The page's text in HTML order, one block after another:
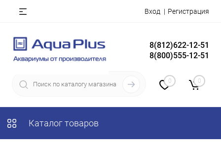
Вход Регистрация
8(812)622-12-51
8(800)555-12-51
0 0
Каталог товаров